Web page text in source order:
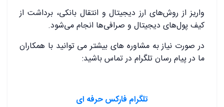
واریز از روش‌های ارز دیجیتال و انتقال بانکی، برداشت از
کیف پول‌های دیجیتال و صرافی‌ها انجام می‌شود.
در صورت نیاز به مشاوره های بیشتر می توانید با همکاران
ما در پیام رسان تلگرام در تماس باشید:
تلگرام فارکس حرفه ای